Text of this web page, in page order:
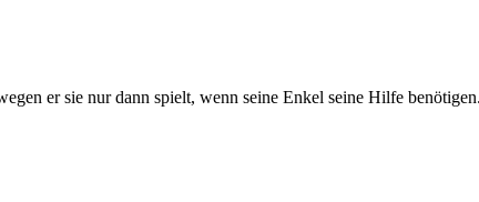
er sie nur dann spielt, wenn seine Enkel seine Hilfe benötigen.